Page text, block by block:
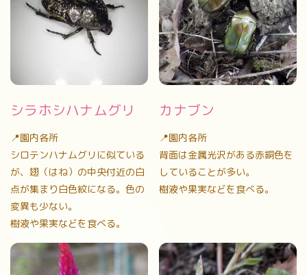
シラホシハナムグリ
📍園内各所
シロテンハナムグリに似ている
が、翅（はね）の中央付近の白
点が集まり白色紋になる。色の
変異も少ない。
樹液や果実などを食べる。
カナブン
📍園内各所
背面は金属光沢がある赤銅色を
していることが多い。
樹液や果実などを食べる。